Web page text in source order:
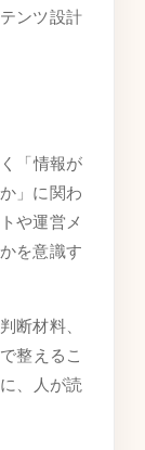
ンツ設計
「情報が
」に関わ
や運営メ
を意識す
断材料、
整えるこ
、人が読